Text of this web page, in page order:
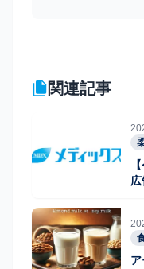
関連記事